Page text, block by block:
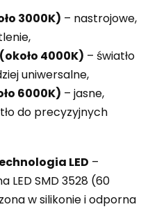
3000K) – nastrojowe,
4000K) – światło
uniwersalne,
6000K) – jasne,
do precyzyjnych
LED –
LED SMD 3528 (60
w silikonie i odporna